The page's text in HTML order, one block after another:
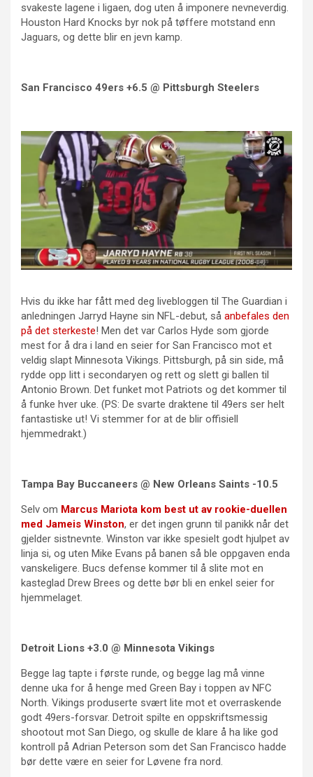
svakeste lagene i ligaen, dog uten å imponere nevneverdig.
Houston Hard Knocks byr nok på tøffere motstand enn
Jaguars, og dette blir en jevn kamp.
San Francisco 49ers +6.5 @ Pittsburgh Steelers
Hvis du ikke har fått med deg livebloggen til The Guardian i
anledningen Jarryd Hayne sin NFL-debut, så anbefales den
på det sterkeste! Men det var Carlos Hyde som gjorde
mest for å dra i land en seier for San Francisco mot et
veldig slapt Minnesota Vikings. Pittsburgh, på sin side, må
rydde opp litt i secondaryen og rett og slett gi ballen til
Antonio Brown. Det funket mot Patriots og det kommer til
å funke hver uke. (PS: De svarte draktene til 49ers ser helt
fantastiske ut! Vi stemmer for at de blir offisiell
hjemmedrakt.)
Tampa Bay Buccaneers @ New Orleans Saints -10.5
Selv om Marcus Mariota kom best ut av rookie-duellen
med Jameis Winston, er det ingen grunn til panikk når det
gjelder sistnevnte. Winston var ikke spesielt godt hjulpet av
linja si, og uten Mike Evans på banen så ble oppgaven enda
vanskeligere. Bucs defense kommer til å slite mot en
kasteglad Drew Brees og dette bør bli en enkel seier for
hjemmelaget.
Detroit Lions +3.0 @ Minnesota Vikings
Begge lag tapte i første runde, og begge lag må vinne
denne uka for å henge med Green Bay i toppen av NFC
North. Vikings produserte svært lite mot et overraskende
godt 49ers-forsvar. Detroit spilte en oppskriftsmessig
shootout mot San Diego, og skulle de klare å ha like god
kontroll på Adrian Peterson som det San Francisco hadde
bør dette være en seier for Løvene fra nord.